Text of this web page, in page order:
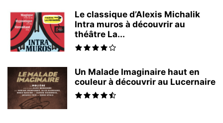
Le classique d’Alexis Michalik
Intra muros à découvrir au
théâtre La...
Un Malade Imaginaire haut en
couleur à découvrir au Lucernaire